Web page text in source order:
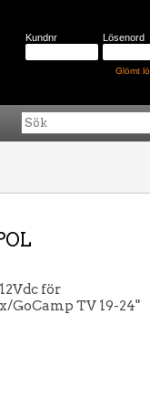
Kundnr Lösenord
Glömt
för
GoCamp TV 19-24"